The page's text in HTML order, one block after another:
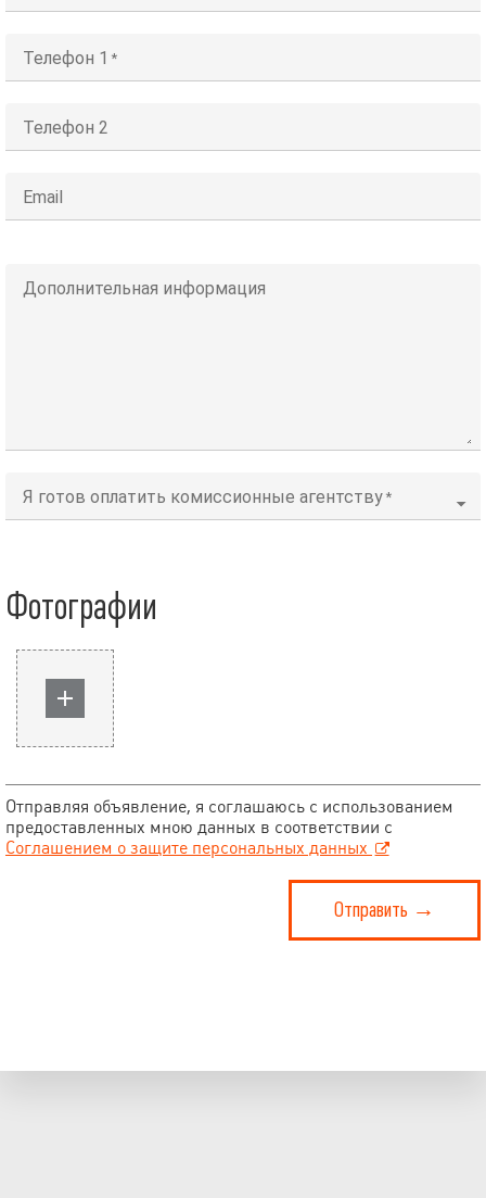
Телефон 1
Телефон 2
Email
Дополнительная информация
Я готов оплатить комиссионные агентству
Фотографии
Отправляя объявление, я соглашаюсь с использованием
предоставленных мною данных в соответствии с
Соглашением о защите персональных данных
Отправить →